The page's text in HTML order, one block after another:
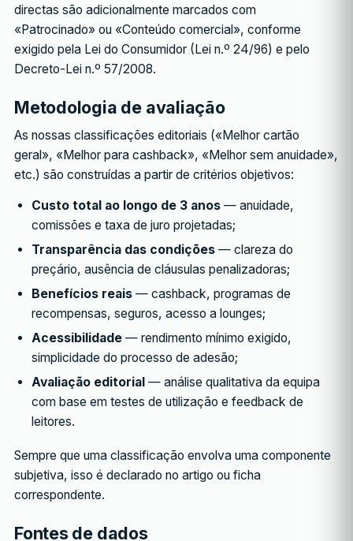
directas são adicionalmente marcados com
«Patrocinado» ou «Conteúdo comercial», conforme
exigido pela Lei do Consumidor (Lei n.º 24/96) e pelo
Decreto-Lei n.º 57/2008.
Metodologia de avaliação
As nossas classificações editoriais («Melhor cartão
geral», «Melhor para cashback», «Melhor sem anuidade»,
etc.) são construídas a partir de critérios objetivos:
Custo total ao longo de 3 anos — anuidade,
comissões e taxa de juro projetadas;
Transparência das condições — clareza do
preçário, ausência de cláusulas penalizadoras;
Benefícios reais — cashback, programas de
recompensas, seguros, acesso a lounges;
Acessibilidade — rendimento mínimo exigido,
simplicidade do processo de adesão;
Avaliação editorial — análise qualitativa da equipa
com base em testes de utilização e feedback de
leitores.
Sempre que uma classificação envolva uma componente
subjetiva, isso é declarado no artigo ou ficha
correspondente.
Fontes de dados